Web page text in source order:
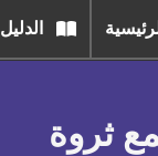
الدليل
ثروة